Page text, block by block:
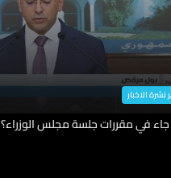
نشرة الاخبار
جاء في مقررات جلسة مجلس الوزراء؟